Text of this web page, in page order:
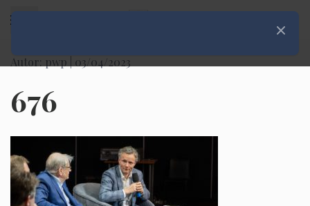
Autor: pwp | 03/04/2023
676
Zamknij